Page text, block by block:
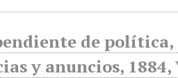
de política,
y anuncios, 1884,